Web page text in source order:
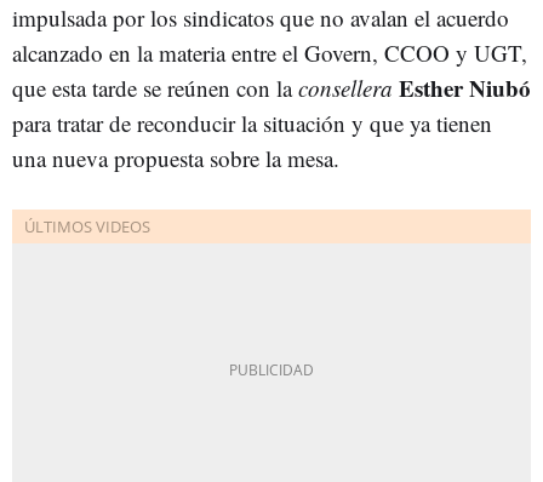
impulsada por los sindicatos que no avalan el acuerdo
alcanzado en la materia entre el Govern, CCOO y UGT,
que esta tarde se reúnen con laconsellera Esther Niubó
para tratar de reconducir la situación y que ya tienen
una nueva propuesta sobre la mesa.